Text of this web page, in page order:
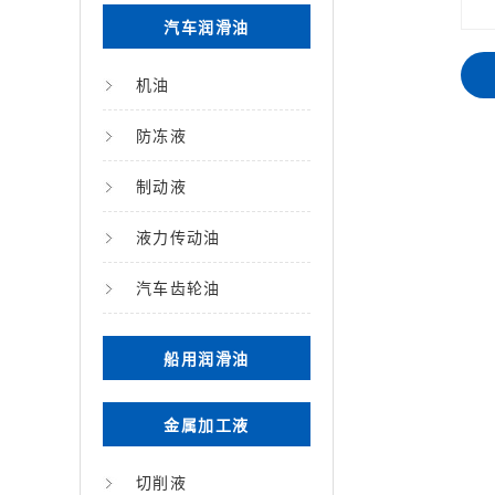
汽车润滑油
机油
防冻液
制动液
液力传动油
汽车齿轮油
船用润滑油
金属加工液
切削液